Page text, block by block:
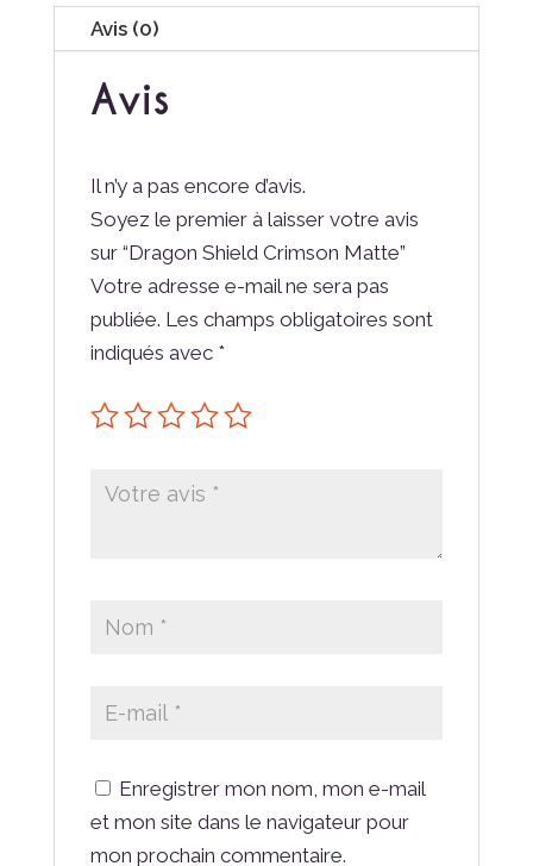
Avis (0)
Avis
Il n’y a pas encore d’avis.
Soyez le premier à laisser votre avis
sur “Dragon Shield Crimson Matte”
Votre adresse e-mail ne sera pas
publiée. Les champs obligatoires sont
indiqués avec *
Enregistrer mon nom, mon e-mail
et mon site dans le navigateur pour
mon prochain commentaire.